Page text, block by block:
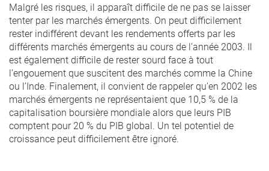
Malgré les risques, il apparaît difficile de ne pas se laisser
tenter par les marchés émergents. On peut difficilement
rester indifférent devant les rendements offerts par les
différents marchés émergents au cours de l’année 2003. Il
est également difficile de rester sourd face à tout
l’engouement que suscitent des marchés comme la Chine
ou l’Inde. Finalement, il convient de rappeler qu’en 2002 les
marchés émergents ne représentaient que 10,5 % de la
capitalisation boursière mondiale alors que leurs PIB
comptent pour 20 % du PIB global. Un tel potentiel de
croissance peut difficilement être ignoré.